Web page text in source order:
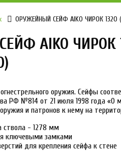
ОРУЖЕЙНЫЙ СЕЙФ AIKO ЧИРОК 1320
в наличии
AIKO ЧИРОК
оружия. Сейфы
РФ №814 от 21 июля 1998 года «О
и патронов к нему на
ствола - 1278 мм
ключевыми замками
для крепления сейфа к стене